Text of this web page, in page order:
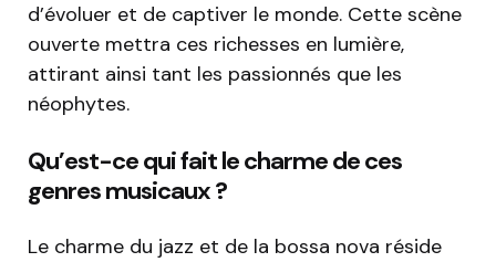
d’évoluer et de captiver le monde. Cette scène
ouverte mettra ces richesses en lumière,
attirant ainsi tant les passionnés que les
néophytes.
Qu’est-ce qui fait le charme de ces
genres musicaux ?
Le charme du jazz et de la bossa nova réside